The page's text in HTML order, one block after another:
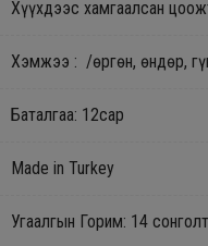
Хүүхдээс хамгаалсан
Хэмжээ : /өргөн, өндөр,
Баталгаа: 12сар
Made in Turkey
Угаалгын Горим: 14